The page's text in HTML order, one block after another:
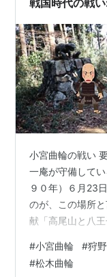
戦国時代の戦
小宮曲輪の戦い
一庵が守備して
９０年）６月23
のが、この場所
献「高尾山と八
め登ってきた上
奇襲により、気
#小宮曲輪 #狩
#松木曲輪